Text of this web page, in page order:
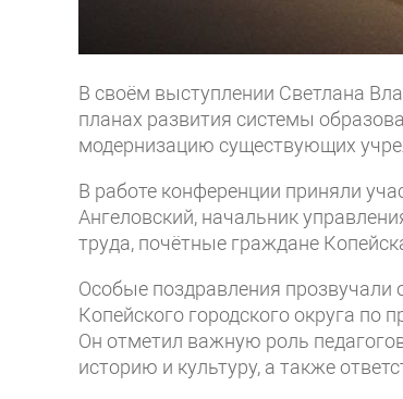
В своём выступлении Светлана
планах развития системы
модернизацию существующих
В работе конференции приняли
Ангеловский, начальник
труда, почётные граждане
Особые поздравления прозвучали
Копейского городского округа
Он отметил важную роль
историю и культуру, а также